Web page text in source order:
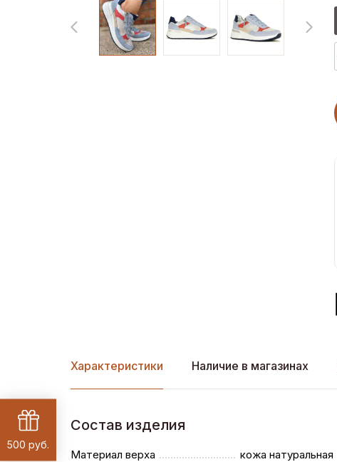
Характеристики Наличие в магазинах
Состав изделия
Материал верха
кожа натуральная
500 руб.